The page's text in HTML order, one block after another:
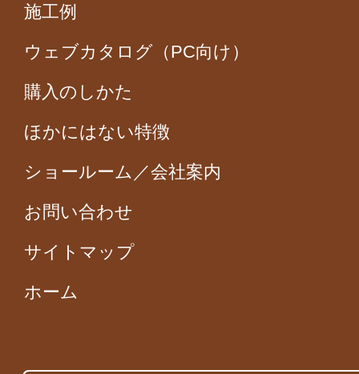
施工例
ウェブカタログ（PC向け）
購入のしかた
ほかにはない特徴
ショールーム／会社案内
お問い合わせ
サイトマップ
ホーム